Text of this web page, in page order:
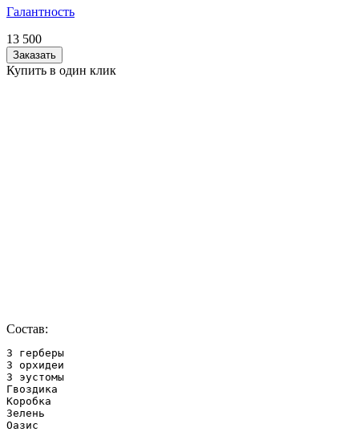
Галантность
13 500
Заказать
Купить в один клик
Состав:
3 герберы
3 орхидеи
3 эустомы
Гвоздика
Коробка
Зелень
Оазис